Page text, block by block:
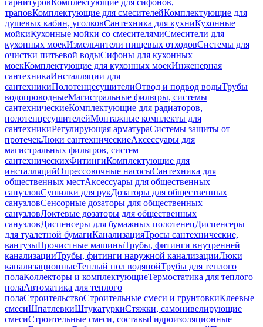
гарнитуровКомплектующие для сифонов,
траповКомплектующие для смесителейКомплектующие для
душевых кабин, уголковСантехника для кухниКухонные
мойкиКухонные мойки со смесителямиСмесители для
кухонных моекИзмельчители пищевых отходовСистемы для
очистки питьевой водыСифоны для кухонных
моекКомплектующие для кухонных моекИнженерная
сантехникаИнсталляции для
сантехникиПолотенцесушителиОтвод и подвод водыТрубы
водопроводныеМагистральные фильтры, системы
сантехническиеКомплектующие для радиаторов,
полотенцесушителейМонтажные комплекты для
сантехникиРегулирующая арматураСистемы защиты от
протечекЛюки сантехническиеАксессуары для
магистральных фильтров, систем
сантехническихФитингиКомплектующие для
инсталляцийОпрессовочные насосыСантехника для
общественных местАксессуары для общественных
санузловСушилки для рукДозаторы для общественных
санузловСенсорные дозаторы для общественных
санузловЛоктевые дозаторы для общественных
санузловДиспенсеры для бумажных полотенецДиспенсеры
для туалетной бумагиКанализацияТросы сантехнические,
вантузыПрочистные машиныТрубы, фитинги внутренней
канализацииТрубы, фитинги наружной канализацииЛюки
канализационныеТеплый пол водянойТрубы для теплого
полаКоллекторы и комплектующиеТермостатика для теплого
полаАвтоматика для теплого
полаСтроительствоСтроительные смеси и грунтовкиКлеевые
смесиШпатлевкиШтукатуркиСтяжки, самонивелирующие
смесиСтроительные смеси, составыГидроизоляционные